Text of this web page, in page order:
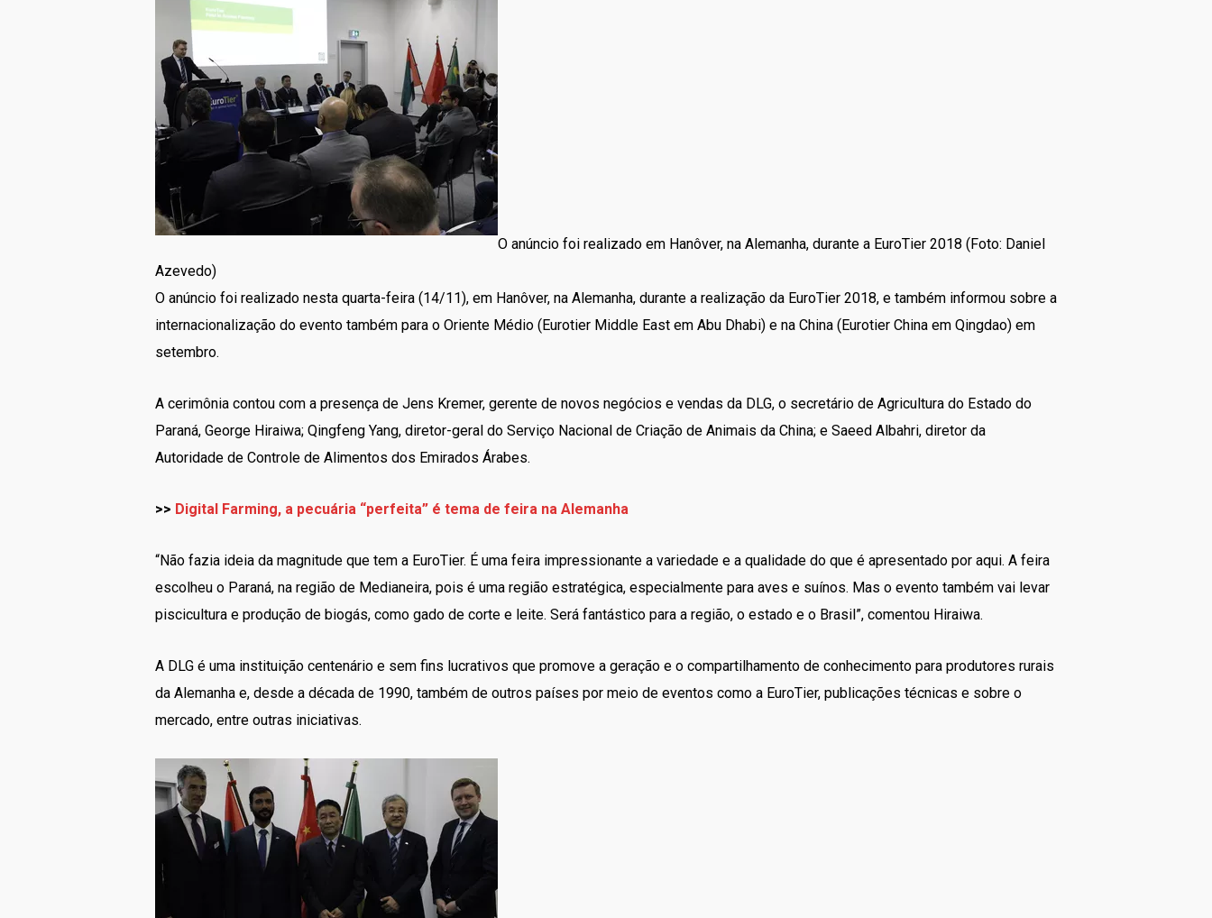
O anúncio foi realizado em Hanôver, na Alemanha, durante a EuroTier 2018 (Foto: Daniel
Azevedo)
O anúncio foi realizado nesta quarta-feira (14/11), em Hanôver, na Alemanha, durante a realização da EuroTier 2018, e também informou sobre a
internacionalização do evento também para o Oriente Médio (Eurotier Middle East em Abu Dhabi) e na China (Eurotier China em Qingdao) em
setembro.
A cerimônia contou com a presença de Jens Kremer, gerente de novos negócios e vendas da DLG, o secretário de Agricultura do Estado do
Paraná, George Hiraiwa; Qingfeng Yang, diretor-geral do Serviço Nacional de Criação de Animais da China; e Saeed Albahri, diretor da
Autoridade de Controle de Alimentos dos Emirados Árabes.
>> Digital Farming, a pecuária “perfeita” é tema de feira na Alemanha
“Não fazia ideia da magnitude que tem a EuroTier. É uma feira impressionante a variedade e a qualidade do que é apresentado por aqui. A feira
escolheu o Paraná, na região de Medianeira, pois é uma região estratégica, especialmente para aves e suínos. Mas o evento também vai levar
piscicultura e produção de biogás, como gado de corte e leite. Será fantástico para a região, o estado e o Brasil”, comentou Hiraiwa.
A DLG é uma instituição centenário e sem fins lucrativos que promove a geração e o compartilhamento de conhecimento para produtores rurais
da Alemanha e, desde a década de 1990, também de outros países por meio de eventos como a EuroTier, publicações técnicas e sobre o
mercado, entre outras iniciativas.